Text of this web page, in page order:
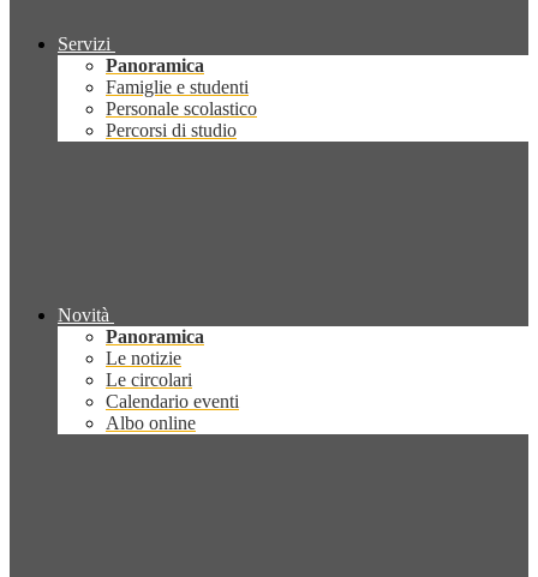
Servizi
Panoramica
Famiglie e studenti
Personale scolastico
Percorsi di studio
Novità
Panoramica
Le notizie
Le circolari
Calendario eventi
Albo online